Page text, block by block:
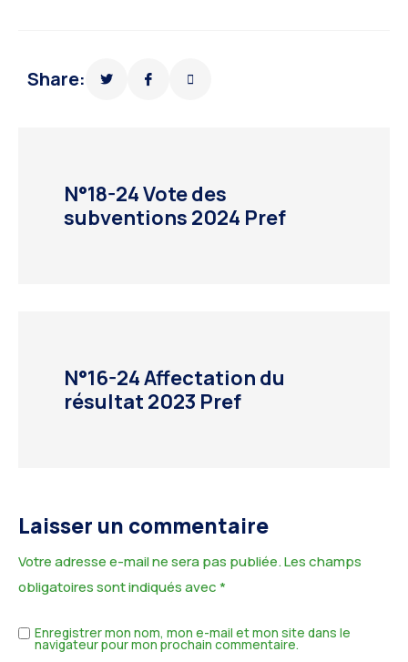
Share:
N°18-24 Vote des
subventions 2024 Pref
N°16-24 Affectation du
résultat 2023 Pref
Laisser un commentaire
Votre adresse e-mail ne sera pas publiée.Les champs
obligatoires sont indiqués avec*
Enregistrer mon nom, mon e-mail et mon site dans le
navigateur pour mon prochain commentaire.